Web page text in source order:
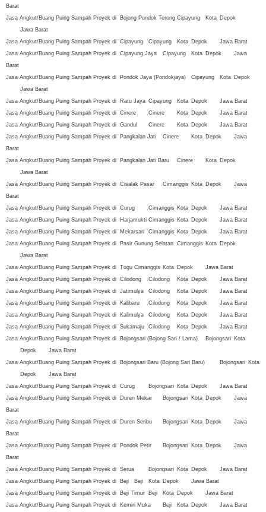
Barat
Jasa Angkut/Buang Puing Sampah Proyek di
Bojong Pondok Terong Cipayung Kota Depok
Jawa Barat
Jasa Angkut/Buang Puing Sampah Proyek di Cipayung Cipayung Kota Depok
Jawa Barat
Jasa Angkut/Buang Puing Sampah Proyek di Cipayung Jaya Cipayung Kota Depok
Jawa
Barat
Jasa Angkut/Buang Puing Sampah Proyek di
Pondok Jaya (Pondokjaya) Cipayung Kota Depok
Jawa Barat
Jasa Angkut/Buang Puing Sampah Proyek di
Ratu Jaya Cipayung Kota Depok
Jawa Barat
Jasa Angkut/Buang Puing Sampah Proyek di Cinere Cinere Kota Depok
Jawa Barat
Jasa Angkut/Buang Puing Sampah Proyek di Gandul Cinere Kota Depok
Jawa Barat
Jasa Angkut/Buang Puing Sampah Proyek di
Pangkalan Jati Cinere Kota Depok
Jawa
Barat
Jasa Angkut/Buang Puing Sampah Proyek di
Pangkalan Jati Baru Cinere Kota Depok
Jawa Barat
Jasa Angkut/Buang Puing Sampah Proyek di Cisalak Pasar Cimanggis Kota Depok
Jawa
Barat
Jasa Angkut/Buang Puing Sampah Proyek di Curug Cimanggis Kota Depok
Jawa Barat
Jasa Angkut/Buang Puing Sampah Proyek di
Harjamukti Cimanggis Kota Depok
Jawa Barat
Jasa Angkut/Buang Puing Sampah Proyek di
Mekarsari Cimanggis Kota Depok
Jawa Barat
Jasa Angkut/Buang Puing Sampah Proyek di
Pasir Gunung Selatan Cimanggis Kota Depok
Jawa Barat
Jasa Angkut/Buang Puing Sampah Proyek di Tugu Cimanggis Kota Depok
Jawa Barat
Jasa Angkut/Buang Puing Sampah Proyek di Cilodong Cilodong Kota Depok
Jawa Barat
Jasa Angkut/Buang Puing Sampah Proyek di Jatimulya Cilodong Kota Depok
Jawa Barat
Jasa Angkut/Buang Puing Sampah Proyek di
Kalibaru Cilodong Kota Depok
Jawa Barat
Jasa Angkut/Buang Puing Sampah Proyek di
Kalimulya Cilodong Kota Depok
Jawa Barat
Jasa Angkut/Buang Puing Sampah Proyek di Sukamaju Cilodong Kota Depok
Jawa Barat
Jasa Angkut/Buang Puing Sampah Proyek di
Bojongsari (Bojong Sari / Lama) Bojongsari Kota
Depok
Jawa Barat
Jasa Angkut/Buang Puing Sampah Proyek di
Bojongsari Baru (Bojong Sari Baru) Bojongsari Kota
Depok
Jawa Barat
Jasa Angkut/Buang Puing Sampah Proyek di Curug Bojongsari Kota Depok
Jawa Barat
Jasa Angkut/Buang Puing Sampah Proyek di
Duren Mekar Bojongsari Kota Depok
Jawa
Barat
Jasa Angkut/Buang Puing Sampah Proyek di
Duren Seribu Bojongsari Kota Depok
Jawa
Barat
Jasa Angkut/Buang Puing Sampah Proyek di
Pondok Petir Bojongsari Kota Depok
Jawa
Barat
Jasa Angkut/Buang Puing Sampah Proyek di Serua Bojongsari Kota Depok
Jawa Barat
Jasa Angkut/Buang Puing Sampah Proyek di
Beji Beji Kota Depok
Jawa Barat
Jasa Angkut/Buang Puing Sampah Proyek di
Beji Timur Beji Kota Depok
Jawa Barat
Jasa Angkut/Buang Puing Sampah Proyek di
Kemiri Muka Beji Kota Depok Jawa Barat